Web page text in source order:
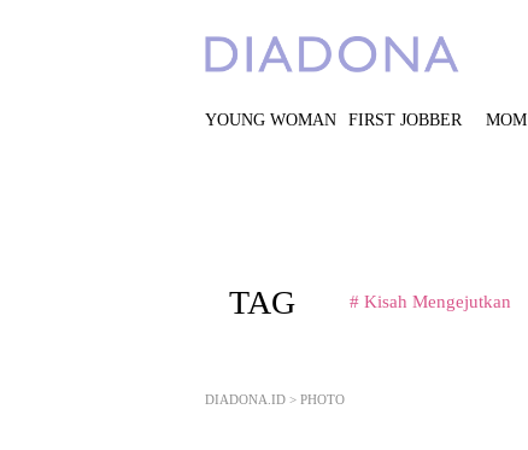
YOUNG WOMAN FIRST JOBBER MOM
TAG # Kisah Mengejutkan
DIADONA.ID > PHOTO